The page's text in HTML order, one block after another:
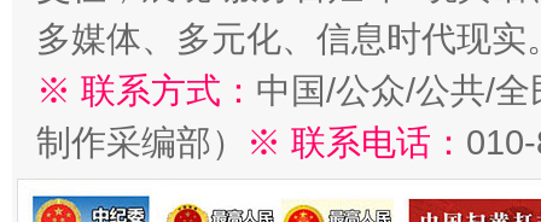
多媒体、多元化、信息时代现实
※ 联系方式： 中国/公众/公共/
制作采编部）
※ 联系电话：